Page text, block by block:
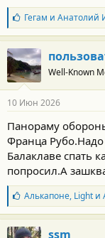
Б
л
а
г
о
д
а
н
с
т
и
Гегам и Анатолий
Well-Known
10 Июн 2026
Панораму
Франца
Балаклаве спать
попросил.А
Б
л
а
г
Алькапоне, Lightи
ssm